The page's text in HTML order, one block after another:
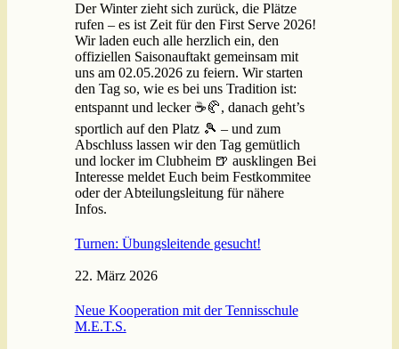
Der Winter zieht sich zurück, die Plätze
rufen – es ist Zeit für den First Serve 2026!
Wir laden euch alle herzlich ein, den
offiziellen Saisonauftakt gemeinsam mit
uns am 02.05.2026 zu feiern. Wir starten
den Tag so, wie es bei uns Tradition ist:
entspannt und lecker ☕🥐, danach geht’s
sportlich auf den Platz 🎾 – und zum
Abschluss lassen wir den Tag gemütlich
und locker im Clubheim 🍺 ausklingen Bei
Interesse meldet Euch beim Festkommitee
oder der Abteilungsleitung für nähere
Infos.
Turnen: Übungsleitende gesucht!
22. März 2026
Neue Kooperation mit der Tennisschule
M.E.T.S.